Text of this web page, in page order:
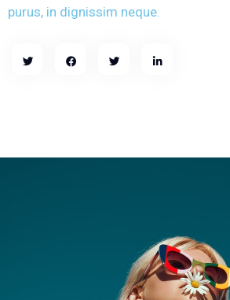
purus, in dignissim neque.